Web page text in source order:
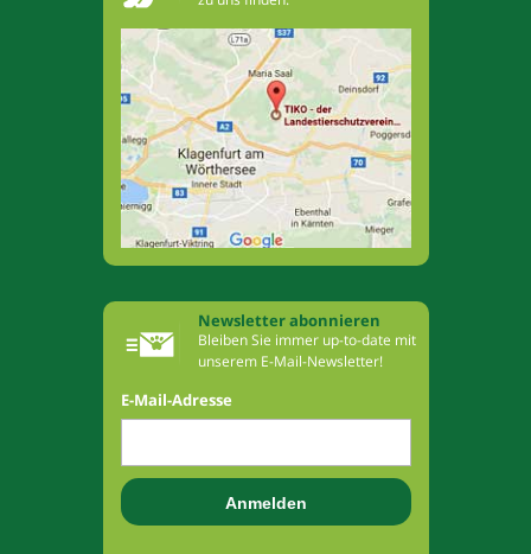
Newsletter abonnieren
Bleiben Sie immer up-to-date mit
unserem E-Mail-Newsletter!
E-Mail-Adresse